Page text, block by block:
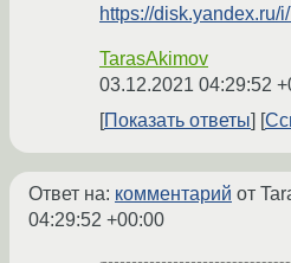
https://disk.yandex.ru/
TarasAkimov
03.12.2021 04:29:52
Показать ответы
Ответ на: комментарий от
04:29:52 +00:00